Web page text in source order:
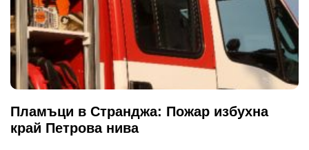
Пламъци в Странджа: Пожар избухна
край Петрова нива